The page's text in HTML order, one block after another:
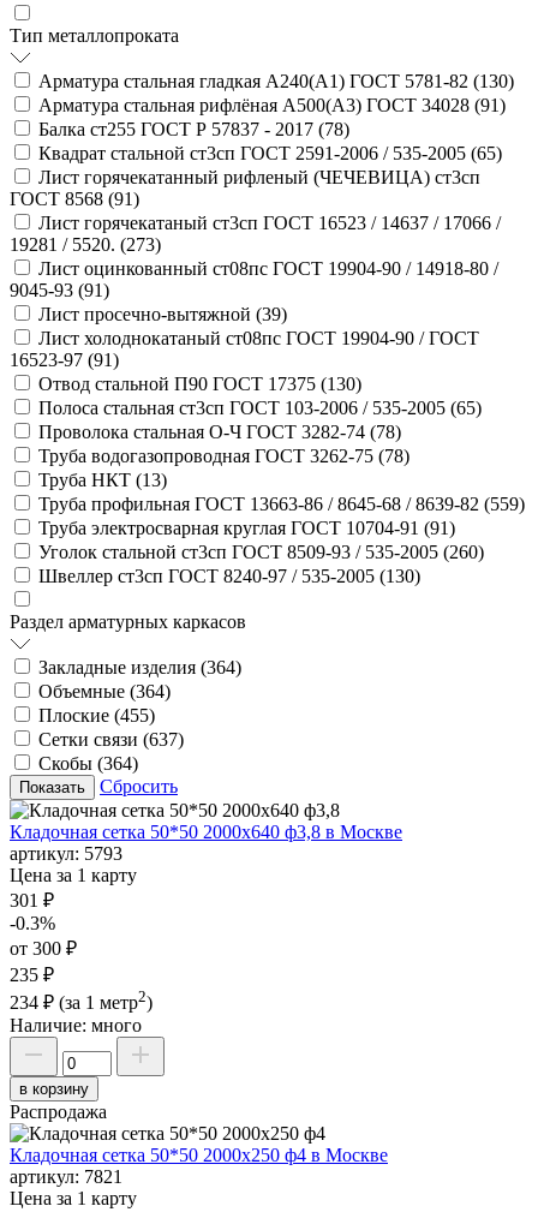
Тип металлопроката
Арматура стальная гладкая А240(А1) ГОСТ 5781-82 (130)
Арматура стальная рифлёная А500(А3) ГОСТ 34028 (91)
Балка ст255 ГОСТ Р 57837 - 2017 (78)
Квадрат стальной ст3сп ГОСТ 2591-2006 / 535-2005 (65)
Лист горячекатанный рифленый (ЧЕЧЕВИЦА) ст3сп
ГОСТ 8568 (91)
Лист горячекатаный ст3сп ГОСТ 16523 / 14637 / 17066 /
19281 / 5520. (273)
Лист оцинкованный ст08пс ГОСТ 19904-90 / 14918-80 /
9045-93 (91)
Лист просечно-вытяжной (39)
Лист холоднокатаный ст08пс ГОСТ 19904-90 / ГОСТ
16523-97 (91)
Отвод стальной П90 ГОСТ 17375 (130)
Полоса стальная ст3сп ГОСТ 103-2006 / 535-2005 (65)
Проволока стальная О-Ч ГОСТ 3282-74 (78)
Труба водогазопроводная ГОСТ 3262-75 (78)
Труба НКТ (13)
Труба профильная ГОСТ 13663-86 / 8645-68 / 8639-82 (559)
Труба электросварная круглая ГОСТ 10704-91 (91)
Уголок стальной ст3сп ГОСТ 8509-93 / 535-2005 (260)
Швеллер ст3сп ГОСТ 8240-97 / 535-2005 (130)
Раздел арматурных каркасов
Закладные изделия (364)
Объемные (364)
Плоские (455)
Сетки связи (637)
Скобы (364)
Сбросить
Кладочная сетка 50*50 2000х640 ф3,8 в Москве
артикул: 5793
Цена за 1 карту
301 ₽
-0.3%
от 300 ₽
235 ₽
234 ₽ (за 1 метр2)
Наличие: много
в корзину
Распродажа
Кладочная сетка 50*50 2000х250 ф4 в Москве
артикул: 7821
Цена за 1 карту